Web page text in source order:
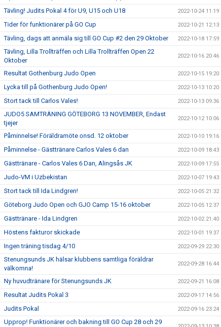
Tävling! Judits Pokal 4 för U9, U15 och U18 2022-10-24 11:19
Tider för funktionärer på GO Cup 2022-10-21 12:13
Tävling, dags att anmäla sig till GO Cup #2 den 29 Oktober 2022-10-18 17:59
Tävling, Lilla Trollträffen och Lilla Trollträffen Open 22
Oktober
2022-10-16 20:46
Resultat Gothenburg Judo Open 2022-10-15 19:20
Lycka till på Gothenburg Judo Open! 2022-10-13 10:20
Stort tack till Carlos Vales! 2022-10-13 09:36
JUDO5 SAMTRÄNING GÖTEBORG 13 NOVEMBER, Endast
tjejer
2022-10-12 10:06
Påminnelse! Föräldramöte onsd. 12 oktober 2022-10-10 19:16
Påminnelse - Gästtränare Carlos Vales 6 dan 2022-10-09 18:43
Gästtränare - Carlos Vales 6 Dan, Alingsås JK 2022-10-09 17:55
Judo-VM i Uzbekistan 2022-10-07 19:43
Stort tack till Ida Lindgren! 2022-10-05 21:32
Göteborg Judo Open och GJO Camp 15-16 oktober 2022-10-05 12:37
Gästtränare - Ida Lindgren 2022-10-02 21:40
Höstens fakturor skickade 2022-10-01 19:37
Ingen träning tisdag 4/10 2022-09-29 22:30
Stenungsunds JK hälsar klubbens samtliga föräldrar
välkomna!
2022-09-28 16:44
Ny huvudtränare för Stenungsunds JK 2022-09-21 16:08
Resultat Judits Pokal 3 2022-09-17 14:56
Judits Pokal 2022-09-16 23:24
Upprop! Funktionärer och bakning till GO Cup 28 och 29